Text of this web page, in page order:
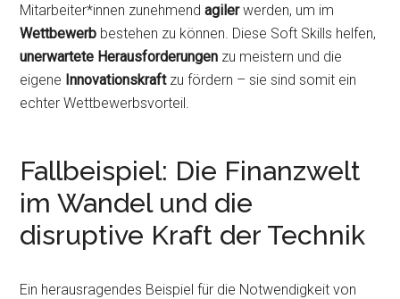
Mitarbeiter*innen zunehmendagilerwerden, um im
Wettbewerb bestehen zu können. Diese Soft Skills helfen,
unerwartete Herausforderungen zu meistern und die
eigene Innovationskraftzu fördern – sie sind somit ein
echter Wettbewerbsvorteil.
Fallbeispiel: Die Finanzwelt
im Wandel und die
disruptive Kraft der Technik
Ein herausragendes Beispiel für die Notwendigkeit von